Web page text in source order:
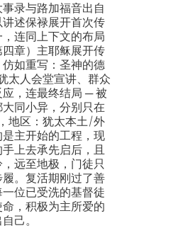
录与路加福音出自
述保禄展开首次传
连同上下文的布局
章）主耶稣展开传
如重写：圣神的德
太人会堂宣讲、群众
，连最终结局 ─ 被
同小异，分别只在
地区：犹太本土/外
主开始的工程，现
上去承先启后，且
远至地极，门徒只
。复活期刚过了善
位已受洗的基督徒
，积极为主所爱的
己。